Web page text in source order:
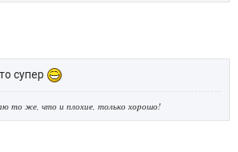
супер
то же, что и плохие, только хорошо!